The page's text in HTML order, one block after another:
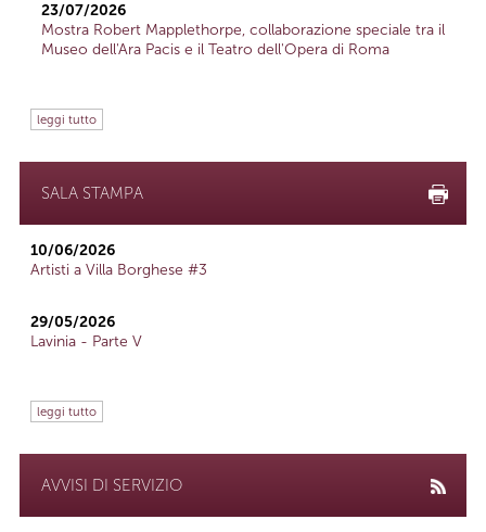
23/07/2026
Mostra Robert Mapplethorpe, collaborazione speciale tra il
Museo dell'Ara Pacis e il Teatro dell'Opera di Roma
leggi tutto
SALA STAMPA
10/06/2026
Artisti a Villa Borghese #3
29/05/2026
Lavinia - Parte V
leggi tutto
AVVISI DI SERVIZIO